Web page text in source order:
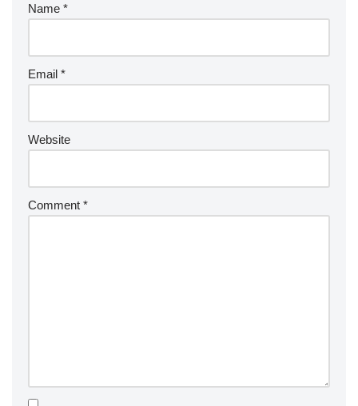
Name *
Email *
Website
Comment *